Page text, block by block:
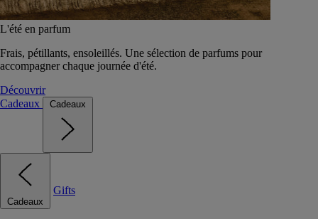
L'été en parfum
Frais, pétillants, ensoleillés. Une sélection de parfums pour
accompagner chaque journée d'été.
Découvrir
Cadeaux
Cadeaux
Cadeaux
Gifts